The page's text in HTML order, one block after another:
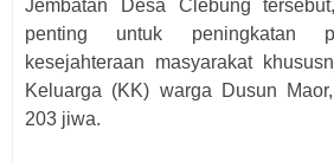
Jembatan Desa Clebung
penting untuk peningkatan
kesejahteraan masyarakat
Keluarga (KK) warga Dusun
203 jiwa.